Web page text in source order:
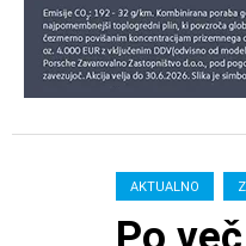
AKTUALNO